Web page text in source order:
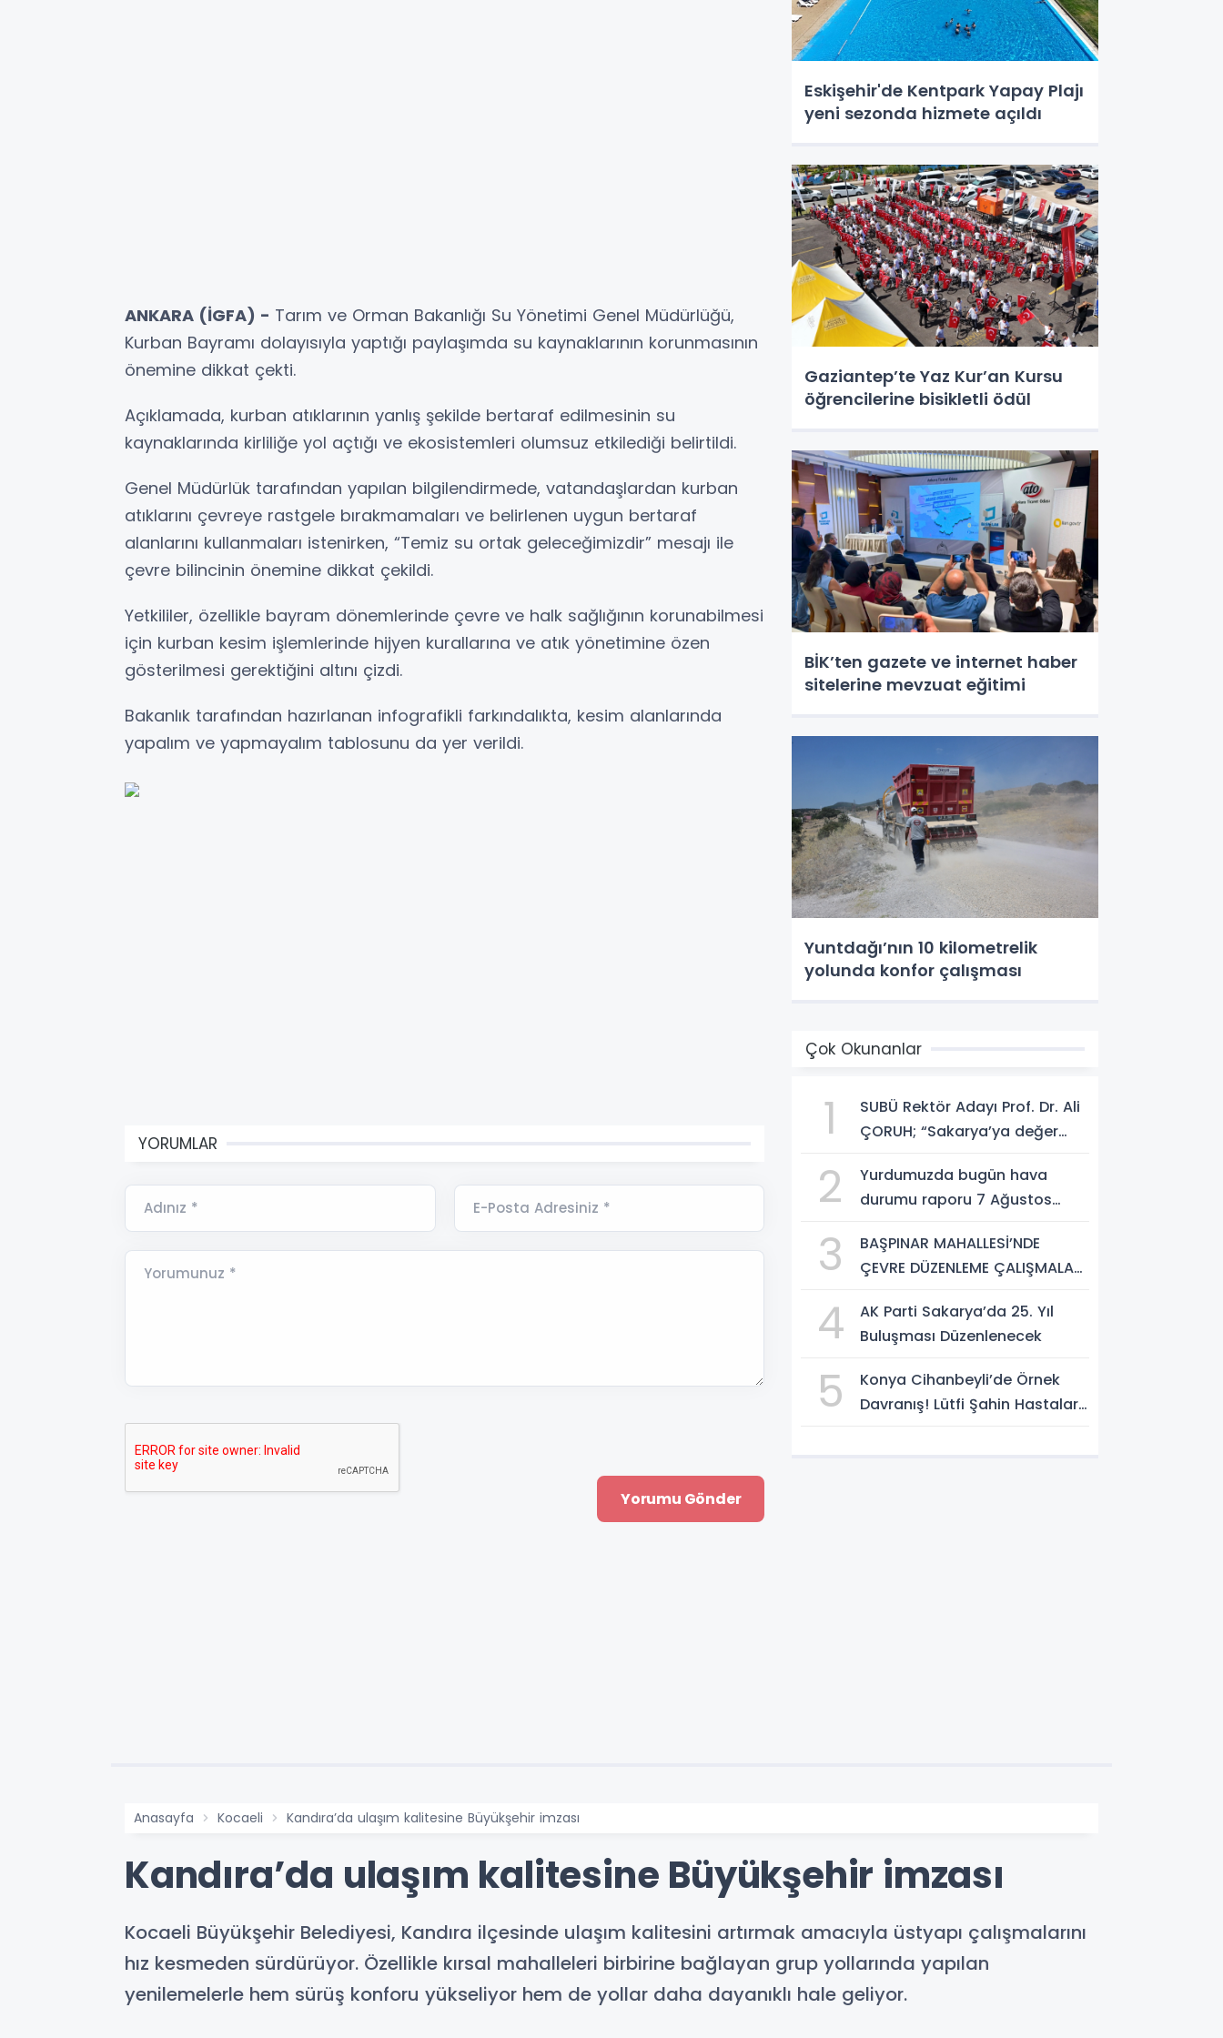
ANKARA (İGFA) - Tarım ve Orman Bakanlığı Su Yönetimi Genel Müdürlüğü,
Kurban Bayramı dolayısıyla yaptığı paylaşımda su kaynaklarının korunmasının
önemine dikkat çekti.
Açıklamada, kurban atıklarının yanlış şekilde bertaraf edilmesinin su
kaynaklarında kirliliğe yol açtığı ve ekosistemleri olumsuz etkilediği belirtildi.
Genel Müdürlük tarafından yapılan bilgilendirmede, vatandaşlardan kurban
atıklarını çevreye rastgele bırakmamaları ve belirlenen uygun bertaraf
alanlarını kullanmaları istenirken, “Temiz su ortak geleceğimizdir” mesajı ile
çevre bilincinin önemine dikkat çekildi.
Yetkililer, özellikle bayram dönemlerinde çevre ve halk sağlığının korunabilmesi
için kurban kesim işlemlerinde hijyen kurallarına ve atık yönetimine özen
gösterilmesi gerektiğini altını çizdi.
Bakanlık tarafından hazırlanan infografikli farkındalıkta, kesim alanlarında
yapalım ve yapmayalım tablosunu da yer verildi.
YORUMLAR
Adınız * E-Posta Adresiniz *
Yorumunuz *
Eskişehir'de Kentpark Yapay Plajı
yeni sezonda hizmete açıldı
Gaziantep’te Yaz Kur’an Kursu
öğrencilerine bisikletli ödül
BİK’ten gazete ve internet haber
sitelerine mevzuat eğitimi
Yuntdağı’nın 10 kilometrelik
yolunda konfor çalışması
Çok Okunanlar
1
SUBÜ Rektör Adayı Prof. Dr. Ali
ÇORUH; “Sakarya’ya değer
etmek istiyorum”
2
Yurdumuzda bugün hava
durumu raporu 7 Ağustos
3
BAŞPINAR MAHALLESİ’NDE
ÇEVRE DÜZENLEME ÇALIŞMALARI
4
AK Parti Sakarya’da 25. Yıl
Buluşması Düzenlenecek
5
Konya Cihanbeyli’de Örnek
Davranış! Lütfi Şahin Hastalara
Anasayfa Kocaeli Kandıra’da ulaşım kalitesine Büyükşehir imzası
Kandıra’da ulaşım kalitesine Büyükşehir imzası
Kocaeli Büyükşehir Belediyesi, Kandıra ilçesinde ulaşım kalitesini artırmak amacıyla üstyapı çalışmalarını
hız kesmeden sürdürüyor. Özellikle kırsal mahalleleri birbirine bağlayan grup yollarında yapılan
yenilemelerle hem sürüş konforu yükseliyor hem de yollar daha dayanıklı hale geliyor.